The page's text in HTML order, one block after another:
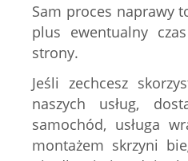
Sam proces naprawy
plus ewentualny
strony.
Jeśli zechcesz
naszych usług,
samochód, usługa
montażem skrzyni